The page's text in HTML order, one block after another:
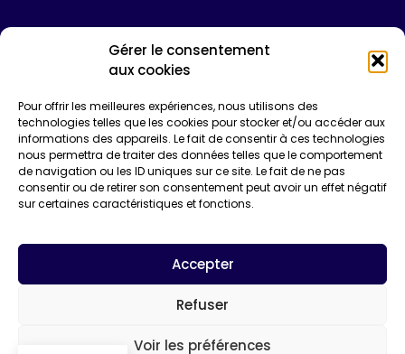
Gérer le consentement
aux cookies
Pour offrir les meilleures expériences, nous utilisons des
technologies telles que les cookies pour stocker et/ou accéder aux
informations des appareils. Le fait de consentir à ces technologies
nous permettra de traiter des données telles que le comportement
de navigation ou les ID uniques sur ce site. Le fait de ne pas
consentir ou de retirer son consentement peut avoir un effet négatif
sur certaines caractéristiques et fonctions.
Accepter
Refuser
Voir les préférences
Plateforme
Formations
Enquêtes de certification
Communication
Entreprise*
Email*